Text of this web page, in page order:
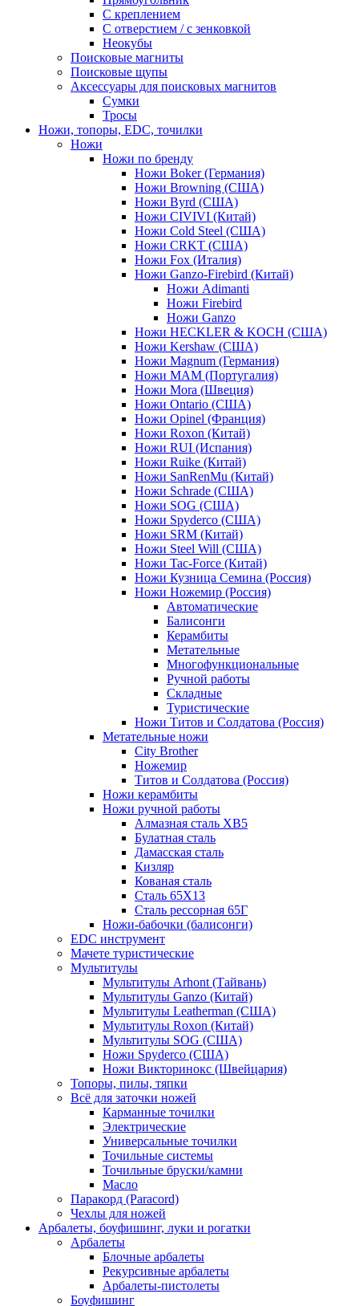
С креплением
С отверстием / с зенковкой
Неокубы
Поисковые магниты
Поисковые щупы
Аксессуары для поисковых магнитов
Сумки
Тросы
Ножи, топоры, EDC, точилки
Ножи
Ножи по бренду
Ножи Boker (Германия)
Ножи Browning (США)
Ножи Byrd (США)
Ножи CIVIVI (Китай)
Ножи Cold Steel (США)
Ножи CRKT (США)
Ножи Fox (Италия)
Ножи Ganzo-Firebird (Китай)
Ножи Adimanti
Ножи Firebird
Ножи Ganzo
Ножи HECKLER & KOCH (США)
Ножи Kershaw (США)
Ножи Magnum (Германия)
Ножи MAM (Португалия)
Ножи Mora (Швеция)
Ножи Ontario (США)
Ножи Opinel (Франция)
Ножи Roxon (Китай)
Ножи RUI (Испания)
Ножи Ruike (Китай)
Ножи SanRenMu (Китай)
Ножи Schrade (США)
Ножи SOG (США)
Ножи Spyderco (США)
Ножи SRM (Китай)
Ножи Steel Will (США)
Ножи Tac-Force (Китай)
Ножи Кузница Семина (Россия)
Ножи Ножемир (Россия)
Автоматические
Балисонги
Керамбиты
Метательные
Многофункциональные
Ручной работы
Складные
Туристические
Ножи Титов и Солдатова (Россия)
Метательные ножи
City Brother
Ножемир
Титов и Солдатова (Россия)
Ножи керамбиты
Ножи ручной работы
Алмазная сталь ХВ5
Булатная сталь
Дамасская сталь
Кизляр
Кованая сталь
Сталь 65Х13
Сталь рессорная 65Г
Ножи-бабочки (балисонги)
EDC инструмент
Мачете туристические
Мультитулы
Мультитулы Arhont (Тайвань)
Мультитулы Ganzo (Китай)
Мультитулы Leatherman (США)
Мультитулы Roxon (Китай)
Мультитулы SOG (США)
Ножи Spyderco (США)
Ножи Викторинокс (Швейцария)
Топоры, пилы, тяпки
Всё для заточки ножей
Карманные точилки
Электрические
Универсальные точилки
Точильные системы
Точильные бруски/камни
Масло
Паракорд (Paracord)
Чехлы для ножей
Арбалеты, боуфишинг, луки и рогатки
Арбалеты
Блочные арбалеты
Рекурсивные арбалеты
Арбалеты-пистолеты
Боуфишинг